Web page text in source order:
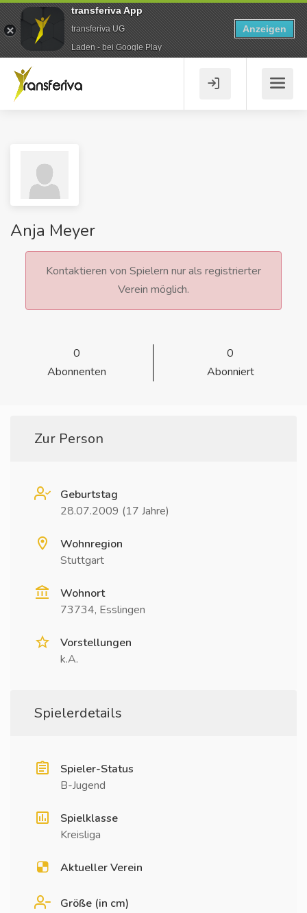
Anja Meyer
Kontaktieren von Spielern nur als registrierter
Verein möglich.
0
Abonnenten
0
Abonniert
Zur Person
Geburtstag
28.07.2009 (17 Jahre)
Wohnregion
Stuttgart
Wohnort
73734, Esslingen
Vorstellungen
k.A.
Spielerdetails
Spieler-Status
B-Jugend
Spielklasse
Kreisliga
Aktueller Verein
Größe (in cm)
transferiva App
transferiva UG
Laden - bei Google Play
Anzeigen